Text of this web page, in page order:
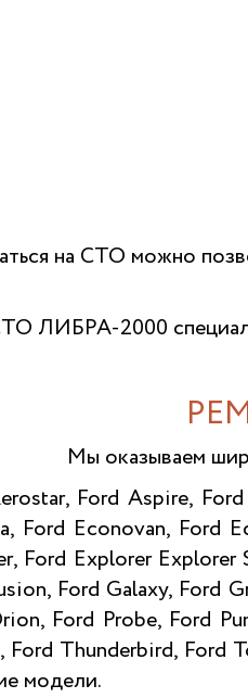
на СТО можно
ЛИБРА-2000
Мы оказываем
Ford Aspire,
Ford Econovan, Ford
Ford Explorer Explorer
Ford Galaxy, Ford
Ford Probe, Ford
Ford Thunderbird, Ford
модели.